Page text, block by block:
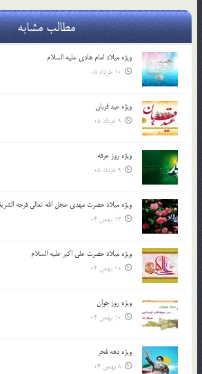
مطالب مشابه
ویژه میلاد امام هادی علیه السلام
10 خرداد 05
ویژه عید قربان
9 خرداد 05
ویژه روز عرفه
9 خرداد 05
ویژه میلاد حضرت مهدی عجل الله تعالی فرجه
13 بهمن 04
ویژه میلاد حضرت علی اکبر علیه السلام
10 بهمن 04
ویژه روز جوان
10 بهمن 04
ویژه دهه فجر
8 بهمن 04